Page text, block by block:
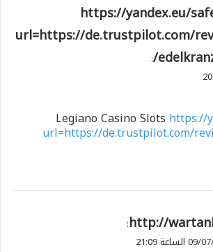
https://yandex.eu/
url=https://de.trustpilot.com/
/
:
Legiano Casino Slots https://
url=https://de.trustpilot.com/
http://
:
21:09